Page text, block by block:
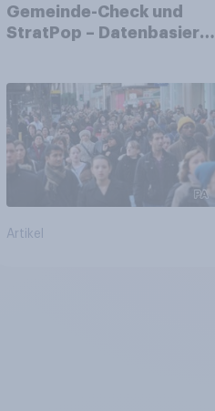
Gemeinde-Check und
StratPop – Datenbasierte
Artikel